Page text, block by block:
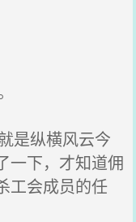
是纵横风云今
一下，才知道佣
工会成员的任